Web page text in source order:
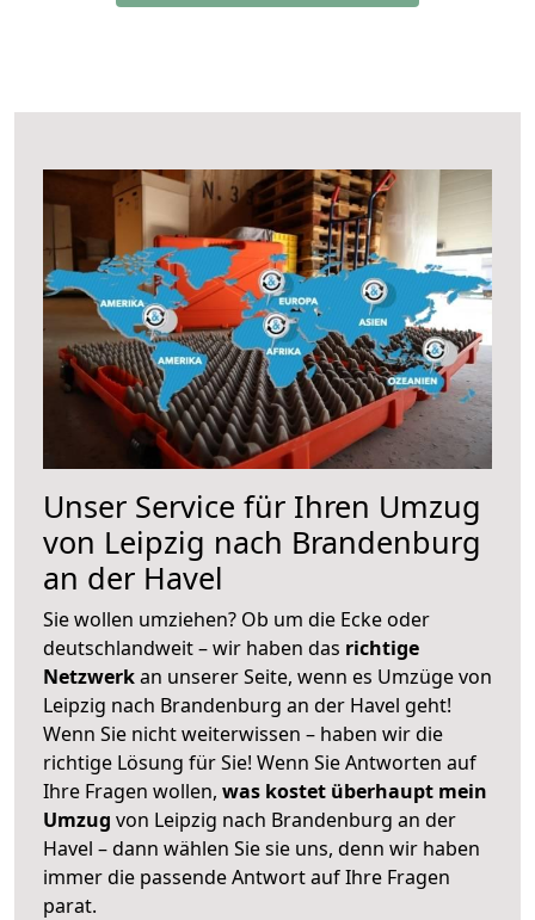
Unser Service für Ihren Umzug
von Leipzig nach Brandenburg
an der Havel
Sie wollen umziehen? Ob um die Ecke oder
deutschlandweit – wir haben das richtige
Netzwerkan unserer Seite, wenn es Umzüge von
Leipzig nach Brandenburg an der Havel geht!
Wenn Sie nicht weiterwissen – haben wir die
richtige Lösung für Sie! Wenn Sie Antworten auf
Ihre Fragen wollen, was kostet überhaupt mein
Umzug von Leipzig nach Brandenburg an der
Havel – dann wählen Sie sie uns, denn wir haben
immer die passende Antwort auf Ihre Fragen
parat.